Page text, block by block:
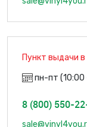
Пункт выдачи
пн-пт (10:00
8 (800) 550-